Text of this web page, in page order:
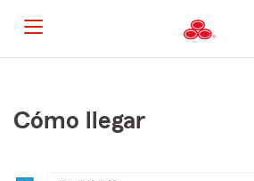
al
contenido
principal
principal
Cómo llegar